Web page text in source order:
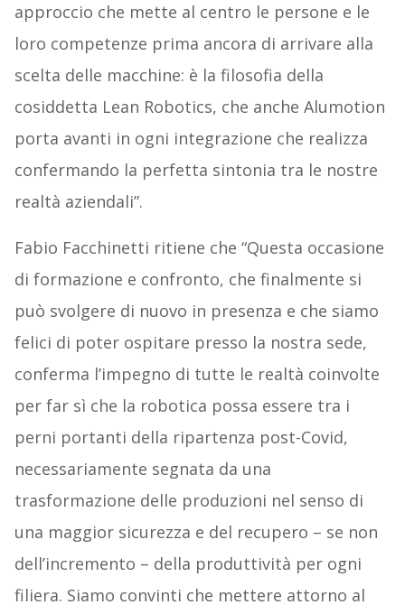
approccio che mette al centro le persone e le
loro competenze prima ancora di arrivare alla
scelta delle macchine: è la filosofia della
cosiddetta Lean Robotics, che anche Alumotion
porta avanti in ogni integrazione che realizza
confermando la perfetta sintonia tra le nostre
realtà aziendali”.
Fabio Facchinetti ritiene che “Questa occasione
di formazione e confronto, che finalmente si
può svolgere di nuovo in presenza e che siamo
felici di poter ospitare presso la nostra sede,
conferma l’impegno di tutte le realtà coinvolte
per far sì che la robotica possa essere tra i
perni portanti della ripartenza post-Covid,
necessariamente segnata da una
trasformazione delle produzioni nel senso di
una maggior sicurezza e del recupero – se non
dell’incremento – della produttività per ogni
filiera. Siamo convinti che mettere attorno al